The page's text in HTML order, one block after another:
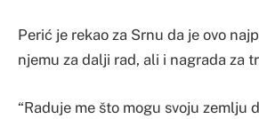
Perić je rekao za Srnu da je ovo
njemu za dalji rad, ali i nagrada za
“Raduje me što mogu svoju zemlju